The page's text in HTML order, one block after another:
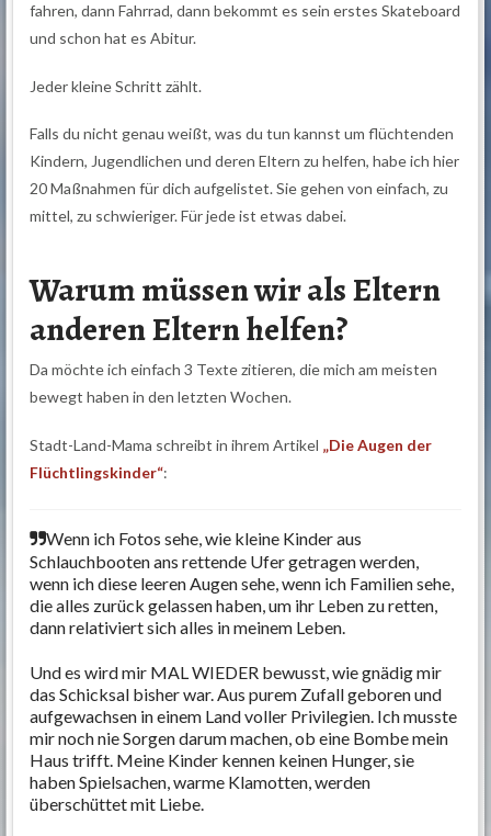
fahren, dann Fahrrad, dann bekommt es sein erstes Skateboard
und schon hat es Abitur.
Jeder kleine Schritt zählt.
Falls du nicht genau weißt, was du tun kannst um flüchtenden
Kindern, Jugendlichen und deren Eltern zu helfen, habe ich hier
20 Maßnahmen für dich aufgelistet. Sie gehen von einfach, zu
mittel, zu schwieriger. Für jede ist etwas dabei.
Warum müssen wir als Eltern
anderen Eltern helfen?
Da möchte ich einfach 3 Texte zitieren, die mich am meisten
bewegt haben in den letzten Wochen.
Stadt-Land-Mama schreibt in ihrem Artikel „Die Augen der
Flüchtlingskinder“:
Wenn ich Fotos sehe, wie kleine Kinder aus
Schlauchbooten ans rettende Ufer getragen werden,
wenn ich diese leeren Augen sehe, wenn ich Familien sehe,
die alles zurück gelassen haben, um ihr Leben zu retten,
dann relativiert sich alles in meinem Leben.
Und es wird mir MAL WIEDER bewusst, wie gnädig mir
das Schicksal bisher war. Aus purem Zufall geboren und
aufgewachsen in einem Land voller Privilegien. Ich musste
mir noch nie Sorgen darum machen, ob eine Bombe mein
Haus trifft. Meine Kinder kennen keinen Hunger, sie
haben Spielsachen, warme Klamotten, werden
überschüttet mit Liebe.